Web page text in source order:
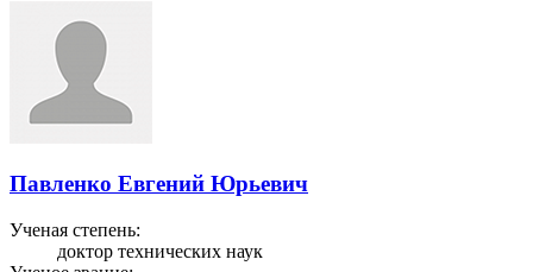
Павленко Евгений Юрьевич
Ученая степень:
доктор технических наук